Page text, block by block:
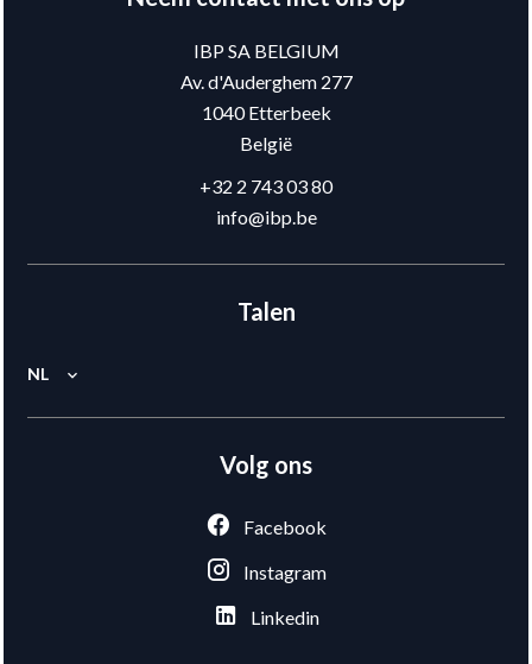
IBP SA BELGIUM
Av. d'Auderghem 277
1040Etterbeek
België
+32 2 743 03 80
info@ibp.be
Talen
NL
Volg ons
Facebook
Instagram
Linkedin